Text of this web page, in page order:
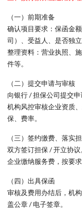
（一）前期准备
确认项目要求：保函金
司）、受益人、是否独立
整理资料：营业执照、
件等。
（二）提交申请与审核
向银行 / 担保公司提交申
机构风控审核企业资质
保、费率。
（三）签约缴费、落实
双方签订担保 / 开立协议
企业缴纳服务费，按要
（四）出具保函
审核及费用办结后，机
盖公章 / 电子签章。